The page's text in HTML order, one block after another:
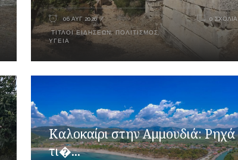
06 ΑΥΓ 2026
ΤΊΤΛΟΙ ΕΙΔΉΣΕΩΝ, ΠΟΛΙΤΙΣΜΌΣ
ΥΓΕΊΑ
0 ΣΧΌΛΙΑ
Καλοκαίρι στην Αμμουδιά: Ρηχά
τι�...